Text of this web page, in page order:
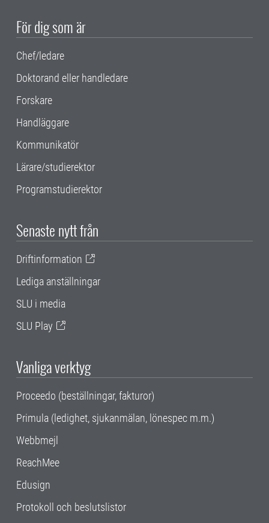
För dig som är
Chef/ledare
Doktorand eller handledare
Forskare
Handläggare
Kommunikatör
Lärare/studierektor
Programstudierektor
Senaste nytt från
Driftinformation
Lediga anställningar
SLU i media
SLU Play
Vanliga verktyg
Proceedo (beställningar, fakturor)
Primula (ledighet, sjukanmälan, lönespec m.m.)
Webbmejl
ReachMee
Edusign
Protokoll och beslutslistor